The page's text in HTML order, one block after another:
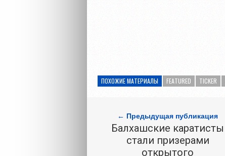
ПОХОЖИЕ МАТЕРИАЛЫ FEATURED TICKER
← Предыдущая публикация
Балхашские каратисты
стали призерами
открытого